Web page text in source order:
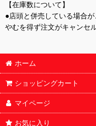
【在庫数について】
●店頭と併売している場合
やむを得ず注文がキャンセ
ホーム
ショッピングカート
マイページ
お気に入り